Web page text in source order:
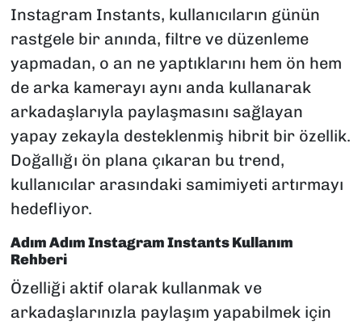
Instagram Instants, kullanıcıların günün
rastgele bir anında, filtre ve düzenleme
yapmadan, o an ne yaptıklarını hem ön hem
de arka kamerayı aynı anda kullanarak
arkadaşlarıyla paylaşmasını sağlayan
yapay zekayla desteklenmiş hibrit bir özellik.
Doğallığı ön plana çıkaran bu trend,
kullanıcılar arasındaki samimiyeti artırmayı
hedefliyor.
Adım Adım Instagram Instants Kullanım
Rehberi
Özelliği aktif olarak kullanmak ve
arkadaşlarınızla paylaşım yapabilmek için